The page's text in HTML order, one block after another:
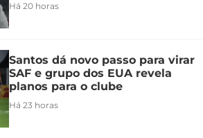
Há 20 horas
Santos dá novo passo para virar
SAF e grupo dos EUA revela
planos para o clube
Há 23 horas